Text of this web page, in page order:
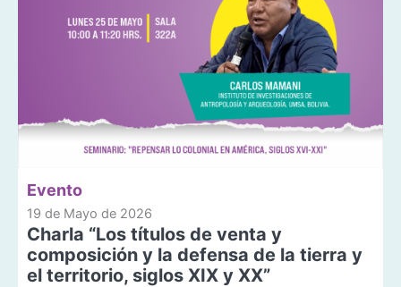
Evento
19 de Mayo de 2026
Charla “Los títulos de venta y
composición y la defensa de la tierra y
el territorio, siglos XIX y XX”